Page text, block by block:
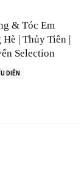
& Tóc Em
Hè | Thủy Tiên |
Selection
DIỄN